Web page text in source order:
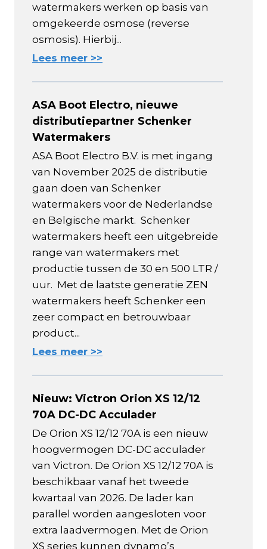
watermakers werken op basis van
omgekeerde osmose (reverse
osmosis). Hierbij...
Lees meer >>
ASA Boot Electro, nieuwe
distributiepartner Schenker
Watermakers
ASA Boot Electro B.V. is met ingang
van November 2025 de distributie
gaan doen van Schenker
watermakers voor de Nederlandse
en Belgische markt. Schenker
watermakers heeft een uitgebreide
range van watermakers met
productie tussen de 30 en 500 LTR /
uur. Met de laatste generatie ZEN
watermakers heeft Schenker een
zeer compact en betrouwbaar
product...
Lees meer >>
Nieuw: Victron Orion XS 12/12
70A DC-DC Acculader
De Orion XS 12/12 70A is een nieuw
hoogvermogen DC-DC acculader
van Victron. De Orion XS 12/12 70A is
beschikbaar vanaf het tweede
kwartaal van 2026. De lader kan
parallel worden aangesloten voor
extra laadvermogen. Met de Orion
XS series kunnen dynamo’s